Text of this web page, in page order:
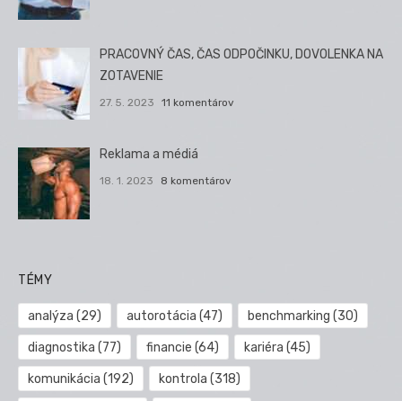
PRACOVNÝ ČAS, ČAS ODPOČINKU, DOVOLENKA NA
ZOTAVENIE
27. 5. 2023 11 komentárov
Reklama a médiá
18. 1. 2023 8 komentárov
TÉMY
analýza (29) autorotácia (47) benchmarking (30)
diagnostika (77) financie (64) kariéra (45)
komunikácia (192) kontrola (318)